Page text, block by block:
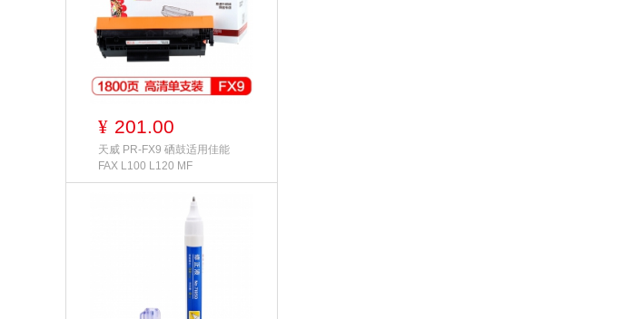
¥ 201.00
天威 PR-FX9 硒鼓适用佳能
FAX L100 L120 MF